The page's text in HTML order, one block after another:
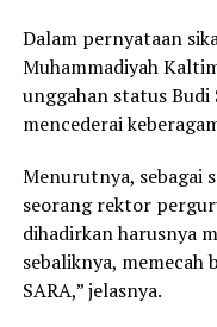
Dalam pernyataan
Muhammadiyah
unggahan status Budi
mencederai
Menurutnya, sebagai
seorang rektor
dihadirkan harusnya
sebaliknya, memecah
SARA,” jelasnya.